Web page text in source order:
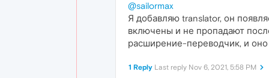
@sailormax
Я добавляю translator, он
включены и не пропадают
расширение-переводчик, и
1 Reply Last reply Nov 6, 2021, 5:58 PM